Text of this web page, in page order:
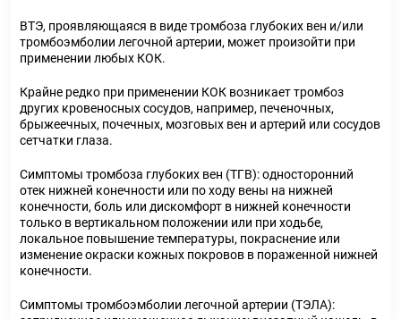
ВТЭ, проявляющаяся в виде тромбоза глубоких вен и/или
тромбоэмболии легочной артерии, может произойти при
применении любых КОК.
Крайне редко при применении КОК возникает тромбоз
других кровеносных сосудов, например, печеночных,
брыжеечных, почечных, мозговых вен и артерий или сосудов
сетчатки глаза.
Симптомы тромбоза глубоких вен (ТГВ): односторонний
отек нижней конечности или по ходу вены на нижней
конечности, боль или дискомфорт в нижней конечности
только в вертикальном положении или при ходьбе,
локальное повышение температуры, покраснение или
изменение окраски кожных покровов в пораженной нижней
конечности.
Симптомы тромбоэмболии легочной артерии (ТЭЛА):